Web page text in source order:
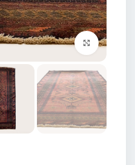
برای بزرگنمایی کلیک